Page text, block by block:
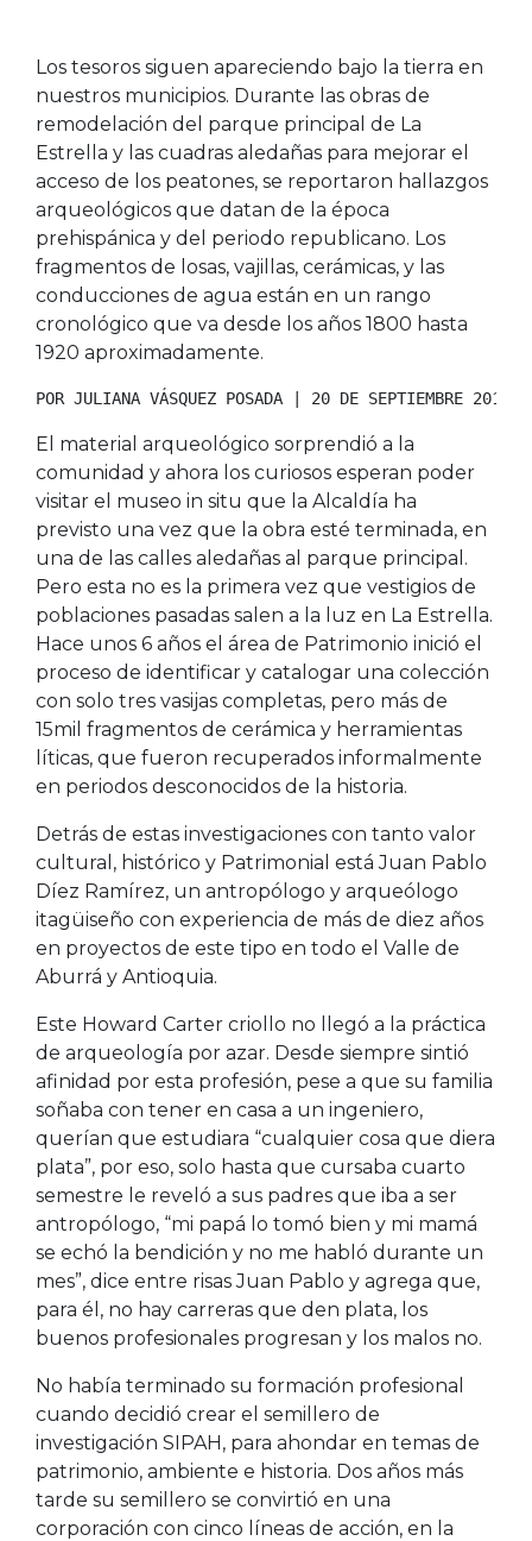
Los tesoros siguen apareciendo bajo la tierra en
nuestros municipios. Durante las obras de
remodelación del parque principal de La
Estrella y las cuadras aledañas para mejorar el
acceso de los peatones, se reportaron hallazgos
arqueológicos que datan de la época
prehispánica y del periodo republicano. Los
fragmentos de losas, vajillas, cerámicas, y las
conducciones de agua están en un rango
cronológico que va desde los años 1800 hasta
1920 aproximadamente.
POR JULIANA VÁSQUEZ POSADA | 20 DE SEPTIEMBRE 2019
El material arqueológico sorprendió a la
comunidad y ahora los curiosos esperan poder
visitar el museo in situ que la Alcaldía ha
previsto una vez que la obra esté terminada, en
una de las calles aledañas al parque principal.
Pero esta no es la primera vez que vestigios de
poblaciones pasadas salen a la luz en La Estrella.
Hace unos 6 años el área de Patrimonio inició el
proceso de identificar y catalogar una colección
con solo tres vasijas completas, pero más de
15mil fragmentos de cerámica y herramientas
líticas, que fueron recuperados informalmente
en periodos desconocidos de la historia.
Detrás de estas investigaciones con tanto valor
cultural, histórico y Patrimonial está Juan Pablo
Díez Ramírez, un antropólogo y arqueólogo
itagüiseño con experiencia de más de diez años
en proyectos de este tipo en todo el Valle de
Aburrá y Antioquia.
Este Howard Carter criollo no llegó a la práctica
de arqueología por azar. Desde siempre sintió
afinidad por esta profesión, pese a que su familia
soñaba con tener en casa a un ingeniero,
querían que estudiara “cualquier cosa que diera
plata”, por eso, solo hasta que cursaba cuarto
semestre le reveló a sus padres que iba a ser
antropólogo, “mi papá lo tomó bien y mi mamá
se echó la bendición y no me habló durante un
mes”, dice entre risas Juan Pablo y agrega que,
para él, no hay carreras que den plata, los
buenos profesionales progresan y los malos no.
No había terminado su formación profesional
cuando decidió crear el semillero de
investigación SIPAH, para ahondar en temas de
patrimonio, ambiente e historia. Dos años más
tarde su semillero se convirtió en una
corporación con cinco líneas de acción, en la